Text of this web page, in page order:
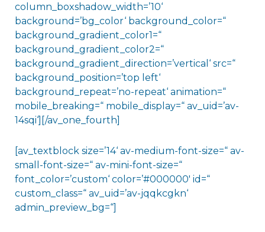
column_boxshadow_width=’10‘
background=’bg_color‘ background_color=“
background_gradient_color1=“
background_gradient_color2=“
background_gradient_direction=’vertical‘ src=“
background_position=’top left‘
background_repeat=’no-repeat‘ animation=“
mobile_breaking=“ mobile_display=“ av_uid=’av-
14sqi‘][/av_one_fourth]
[av_textblock size=’14‘ av-medium-font-size=“ av-
small-font-size=“ av-mini-font-size=“
font_color=’custom‘ color=’#000000′ id=“
custom_class=“ av_uid=’av-jqqkcgkn‘
admin_preview_bg=“]